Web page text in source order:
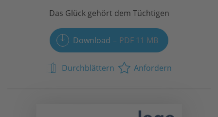
Das Glück gehört dem Tüchtigen
Download PDF 11 MB
Durchblättern Anfordern